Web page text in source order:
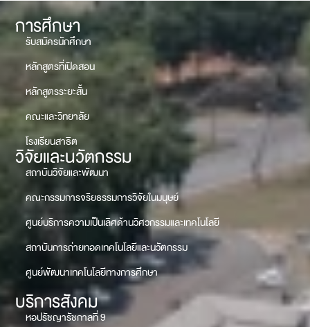
การศึกษา
รับสมัครนักศึกษา
หลักสูตรที่เปิดสอน
หลักสูตรระยะสั้น
คณะและวิทยาลัย
โรงเรียนสาธิต
วิจัยและนวัตกรรม
สถาบันวิจัยและพัฒนา
คณะกรรมการจริยธรรมการวิจัยในมนุษย์
ศูนย์บริการความเป็นเลิศด้านวิศวกรรมและเทคโนโลยี
สถาบันการถ่ายทอดเทคโนโลยีและนวัตกรรม
ศูนย์พัฒนาเทคโนโลยีทางการศึกษา
บริการสังคม
หอปรัชญารัชกาลที่ 9